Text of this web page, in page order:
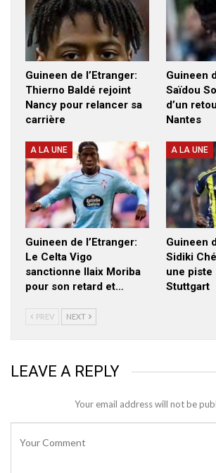
Guineen de l’Etranger:
Thierno Baldé rejoint
Nancy pour relancer sa
carrière
Guineen
Saïdou
d’un
Nantes
A LA UNE
Guineen de l’Etranger:
Le Celta Vigo
sanctionne Ilaix Moriba
pour son retard et…
A LA UNE
Guineen
Sidiki
une piste
Stuttgart
PREV NEXT
LEAVE A REPLY
Your email address will not be